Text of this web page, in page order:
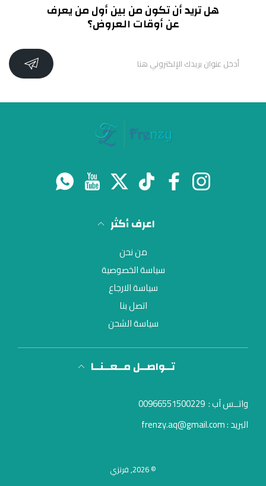
هل تريد أن تكون من بين أول من يعرف
عن أوقات العروض؟
انستغرام فيسبوك تيك توكتويتر موقع يوتيوب
واتس اب
اعرف أكثر
من نحن
سياسة الخصوصية
سياسة الارجاع
اتصل بنا
سياسة الشحن
تــواصــل مــعــنــا
واتــس آب :
البريد : frenzy.aq@gmail.com
© 2026, فرنزي